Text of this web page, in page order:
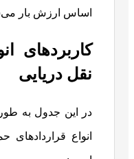
اساس ارزش بار
کاربردهای
نقل دریایی
در این جدول به
انواع